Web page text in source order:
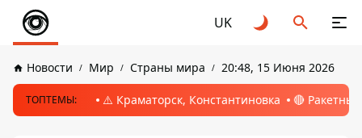
UK
Новости Мир Страны мира 20:48, 15 Июня 2026
ТОПТЕМЫ: ⚠️ Краматорск, Константиновка 🔴